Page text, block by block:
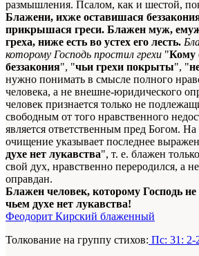
размышления. Псалом, как и шестой,
Блажени, ихже оставишася
прикрышася греси. Блажен муж,
греха, ниже есть во устех его лесть.
которому Господь простил грехи "Кому
беззакония", "чьи грехи покрыты", "
нужно понимать в смысле полного
человека, а не внешне-юридического
человек признается только не
свободным от того нравственного
является ответственным пред Богом. На
очищение указывает последнее
духе нет лукавства", т. е. блажен
свой дух, нравственно переродился, а
оправдан.
Блажен человек, которому Господь
чьем духе нет лукавства!
Феодорит Кирский блаженный
Толкование на группу стихов: Пс: 31: 2-